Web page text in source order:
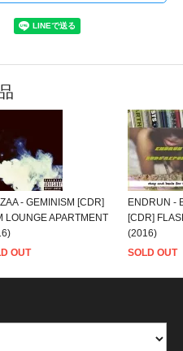
- GEMINISM [CDR]
LOUNGE APARTMENT
OUT
ENDRUN -
[CDR]
(2016)
SOLD OUT